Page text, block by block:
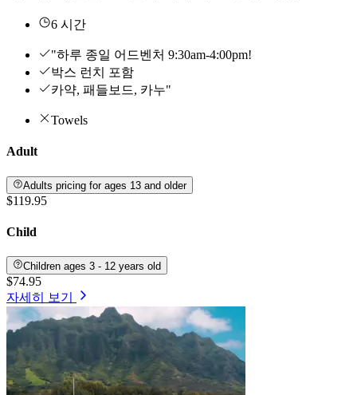
6 시간
"하루 종일 어드벤처 9:30am-4:00pm!
박스 런치 포함
카약, 패들보드, 카누"
Towels
Adult
Adults pricing for ages 13 and older
$119.95
Child
Children ages 3 - 12 years old
$74.95
자세히 보기